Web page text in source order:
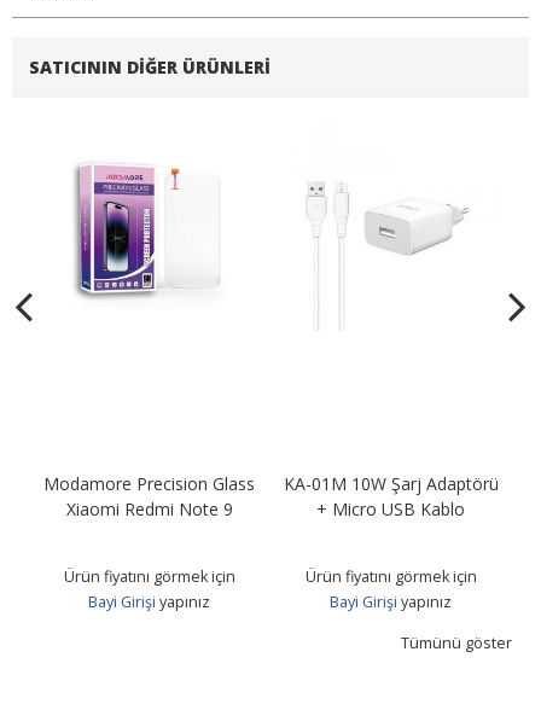
SATICININ DIĞER ÜRÜNLERI
Modamore Precision Glass
Xiaomi Redmi Note 9
Ürün fiyatını görmek için
Bayi Girişi yapınız
KA-01M 10W Şarj Adaptörü
+ Micro USB Kablo
Ürün fiyatını görmek için
Bayi Girişi yapınız
Tümünü göster